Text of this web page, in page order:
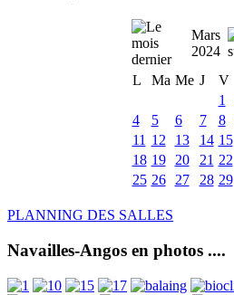
Mars
2024
L
Ma Me J V
1
4
5 6 7 8
11 12 13 14 15
18 19 20 21 22
25 26 27 28 29
PLANNING DES SALLES
Navailles-Angos en photos ....